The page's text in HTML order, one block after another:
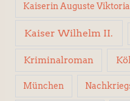
Kaiserin Auguste Viktoria
Kaiser Wilhelm II.
Kriminalroman
München